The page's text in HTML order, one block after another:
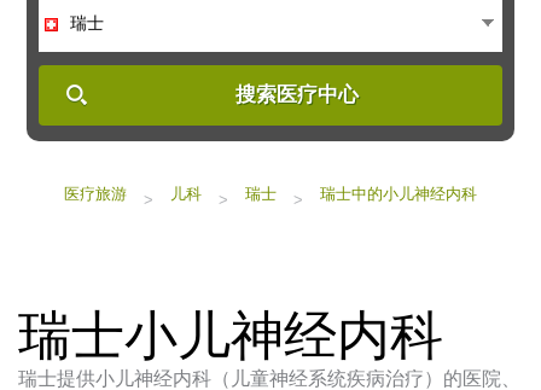
瑞士
搜索医疗中心
医疗旅游 > 儿科 > 瑞士 > 瑞士中的小儿神经内科
瑞士小儿神经内科
瑞士提供小儿神经内科（儿童神经系统疾病治疗）的医院、